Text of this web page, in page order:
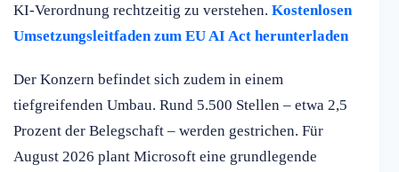
KI-Verordnung rechtzeitig zu verstehen. Kostenlosen
Umsetzungsleitfaden zum EU AI Act herunterladen
Der Konzern befindet sich zudem in einem
tiefgreifenden Umbau. Rund 5.500 Stellen – etwa 2,5
Prozent der Belegschaft – werden gestrichen. Für
August 2026 plant Microsoft eine grundlegende